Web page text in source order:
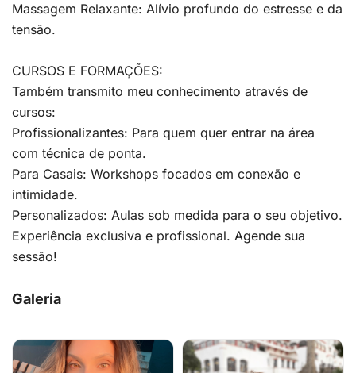
Massagem Relaxante: Alívio profundo do estresse e da
tensão.
CURSOS E FORMAÇÕES:
Também transmito meu conhecimento através de
cursos:
Profissionalizantes: Para quem quer entrar na área
com técnica de ponta.
Para Casais: Workshops focados em conexão e
intimidade.
Personalizados: Aulas sob medida para o seu objetivo.
Experiência exclusiva e profissional. Agende sua
sessão!
Galeria